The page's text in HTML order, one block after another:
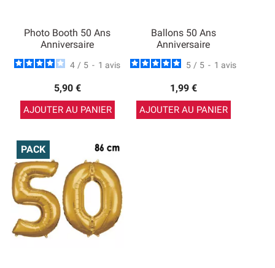
Photo Booth 50 Ans
Anniversaire
4 / 5 - 1 avis
5,90 €
AJOUTER AU PANIER
Ballons 50 Ans
Anniversaire
5 / 5 - 1 avis
1,99 €
AJOUTER AU PANIER
PACK